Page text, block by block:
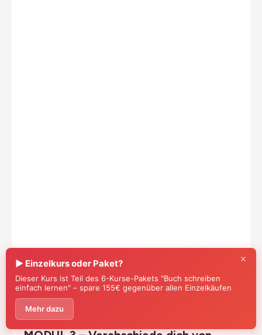
3
×
▶ Einzelkurs oder Paket?
Dieser Kurs ist Teil des 6-Kurse-Pakets "Buch schreiben
einfach lernen" – spare 155€ gegenüber allen Einzelkäufen
Mehr dazu